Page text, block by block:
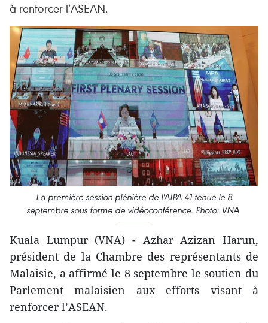
à renforcer l’ASEAN.
La première session plénière de l'AIPA 41 tenue le 8
septembre sous forme de vidéoconférence. Photo: VNA
Kuala Lumpur (VNA) - Azhar Azizan Harun,
président de la Chambre des représentants de
Malaisie, a affirmé le 8 septembre le soutien du
Parlement malaisien aux efforts visant à
renforcer l’ASEAN.